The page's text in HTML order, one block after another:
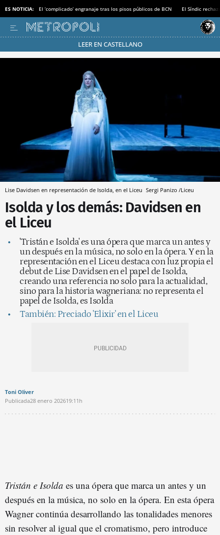
ES NOTICIA: El ‘complicado’ engranaje tras los pisos públicos de BCN El Síndic
LEER EN CASTELLANO
Pásate al MODO AHORRO
Lise Davidsen en representación de Isolda, en el Liceu Sergi Panizo /Liceu
Isolda y los demás: Davidsen en
el Liceu
'Tristán e Isolda' es una ópera que marca un antes y
un después en la música, no solo en la ópera. Y en la
representación en el Liceu destaca con luz propia el
debut de Lise Davidsen en el papel de Isolda,
creando una referencia no solo para la actualidad,
sino para la historia wagneriana: no representa el
papel de Isolda, es Isolda
También: Preciado 'Elixir' en el Liceu
Toni Oliver
Publicada28 enero 202619:11h
Tristán e Isolda es una ópera que marca un antes y un
después en la música, no solo en la ópera. En esta ópera
Wagner continúa desarrollando las tonalidades menores
sin resolver al igual que el cromatismo, pero introduce